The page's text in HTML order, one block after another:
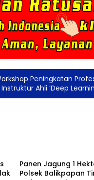
Peningkatan
Ahli ‘Deep
Panen Jagung 1
Polsek Balikpapan